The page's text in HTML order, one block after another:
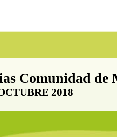
Noticias
Comunidad de
2018